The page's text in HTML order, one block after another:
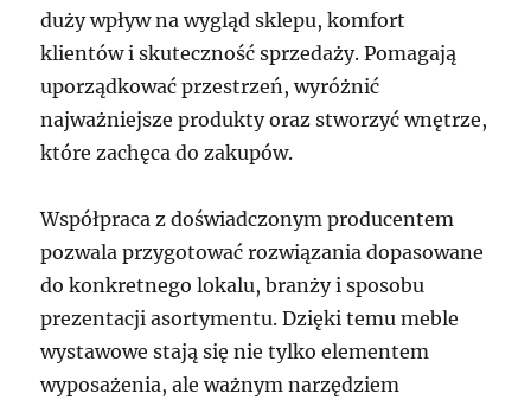
duży wpływ na wygląd sklepu, komfort
klientów i skuteczność sprzedaży. Pomagają
uporządkować przestrzeń, wyróżnić
najważniejsze produkty oraz stworzyć wnętrze,
które zachęca do zakupów.
Współpraca z doświadczonym producentem
pozwala przygotować rozwiązania dopasowane
do konkretnego lokalu, branży i sposobu
prezentacji asortymentu. Dzięki temu meble
wystawowe stają się nie tylko elementem
wyposażenia, ale ważnym narzędziem